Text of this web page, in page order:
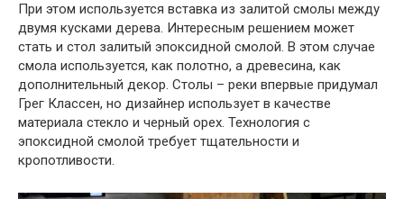
При этом используется вставка из залитой смолы между
двумя кусками дерева. Интересным решением может
стать и стол залитый эпоксидной смолой. В этом случае
смола используется, как полотно, а древесина, как
дополнительный декор. Столы – реки впервые придумал
Грег Классен, но дизайнер использует в качестве
материала стекло и черный орех. Технология с
эпоксидной смолой требует тщательности и
кропотливости.